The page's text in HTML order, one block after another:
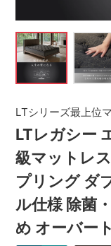
LTレガシー
級マットレ
プリング ダ
ル仕様 除菌
め オーバー
LTシリーズ最上位